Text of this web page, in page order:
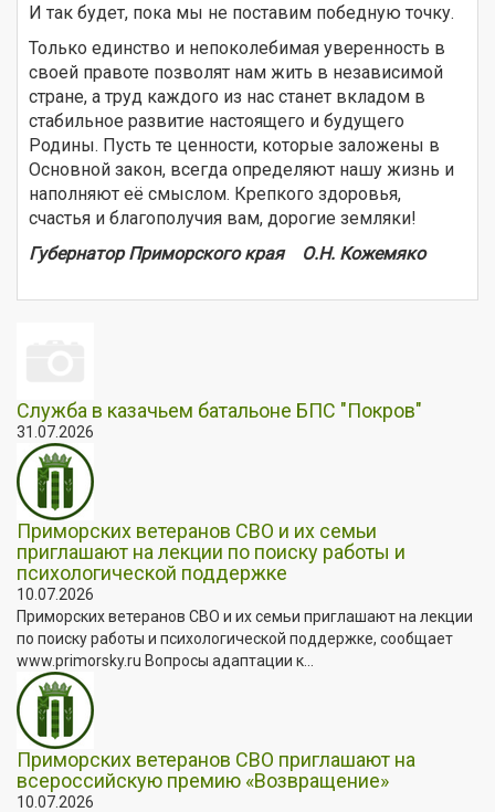
И так будет, пока мы не поставим победную точку.
Только единство и непоколебимая уверенность в
своей правоте позволят нам жить в независимой
стране, а труд каждого из нас станет вкладом в
стабильное развитие настоящего и будущего
Родины. Пусть те ценности, которые заложены в
Основной закон, всегда определяют нашу жизнь и
наполняют её смыслом. Крепкого здоровья,
счастья и благополучия вам, дорогие земляки!
Губернатор Приморского края О.Н. Кожемяко
Служба в казачьем батальоне БПС "Покров"
31.07.2026
Приморских ветеранов СВО и их семьи
приглашают на лекции по поиску работы и
психологической поддержке
10.07.2026
Приморских ветеранов СВО и их семьи приглашают на лекции
по поиску работы и психологической поддержке, сообщает
www.primorsky.ru Вопросы адаптации к...
Приморских ветеранов СВО приглашают на
всероссийскую премию «Возвращение»
10.07.2026